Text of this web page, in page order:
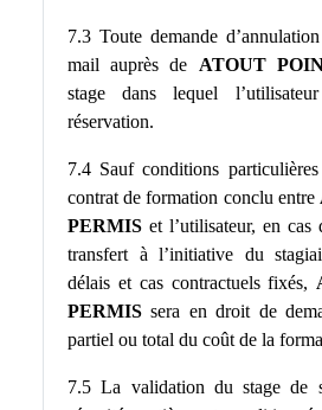
7.3 Toute demande
mail auprès de ATOUT
stage dans lequel
réservation.
7.4 Sauf conditions
contrat de formation conclu entre
PERMIS et l’utilisateur, en cas
transfert à l’initiative du
délais et cas contractuels fixés,
PERMIS sera en droit de
partiel ou total du coût de la
7.5 La validation du stage de